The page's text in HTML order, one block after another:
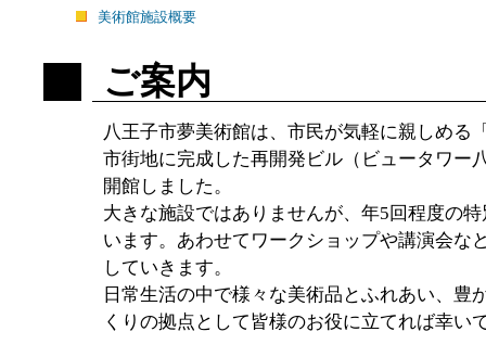
美術館施設概要
ご案内
八王子市夢美術館は、市民が気軽に親しめる
市街地に完成した再開発ビル（ビュータワー
開館しました。
大きな施設ではありませんが、年5回程度の
います。あわせてワークショップや講演会な
していきます。
日常生活の中で様々な美術品とふれあい、豊
くりの拠点として皆様のお役に立てれば幸い